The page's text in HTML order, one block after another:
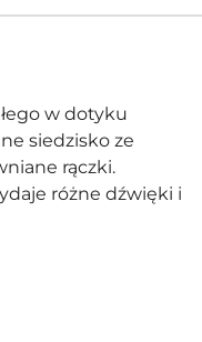
w dotyku
siedzisko ze
rączki.
różne dźwięki i